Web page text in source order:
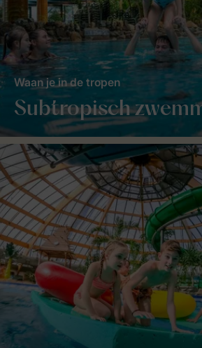
Subtropisch
Waan je in de tropen